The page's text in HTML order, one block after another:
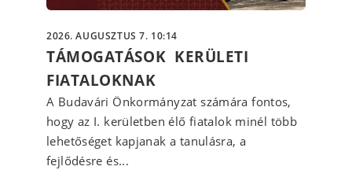
2026. AUGUSZTUS 7. 10:14
TÁMOGATÁSOK KERÜLETI
FIATALOKNAK
A Budavári Önkormányzat számára fontos,
hogy az I. kerületben élő fiatalok minél több
lehetőséget kapjanak a tanulásra, a
fejlődésre és...